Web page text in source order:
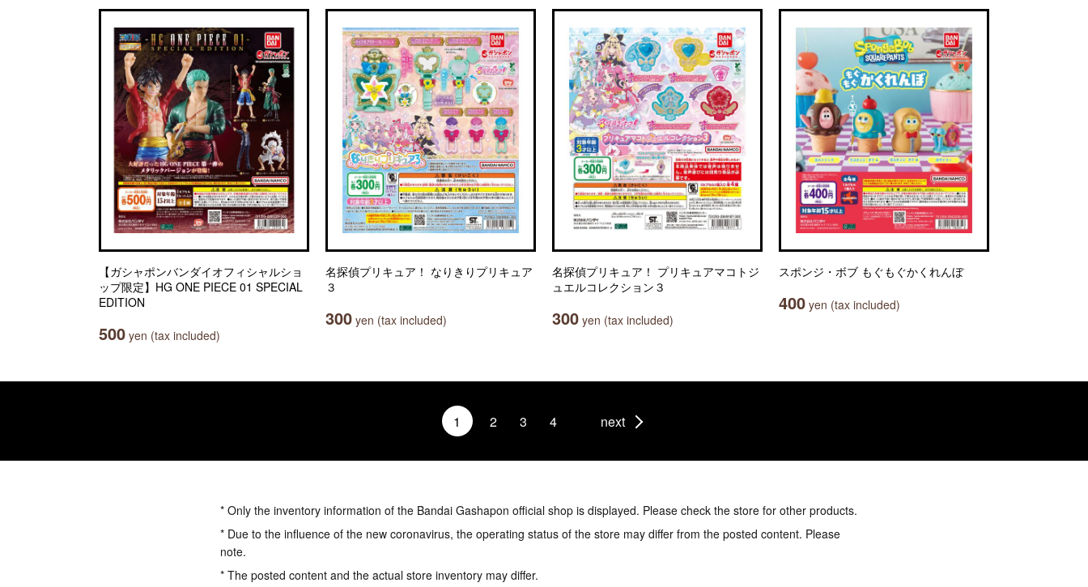
【ガシャポンバンダイオフィシャルショ
ップ限定】HG ONE PIECE 01 SPECIAL
EDITION
500 yen (tax included)
名探偵プリキュア！ なりきりプリキュア
３
300 yen (tax included)
名探偵プリキュア！ プリキュアマコトジ
ュエルコレクション３
300 yen (tax included)
スポンジ・ボブ もぐもぐかくれんぼ
400 yen (tax included)
1 2 3 4 next
* Only the inventory information of the Bandai Gashapon official shop is displayed. Please check the store for other products.
* Due to the influence of the new coronavirus, the operating status of the store may differ from the posted content. Please
note.
* The posted content and the actual store inventory may differ.